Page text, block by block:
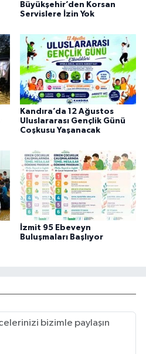
Büyükşehir’den Korsan
Servislere İzin Yok
Kandıra’da 12 Ağustos
Uluslararası Gençlik Günü
Coşkusu Yaşanacak
İzmit 95 Ebeveyn
Buluşmaları Başlıyor